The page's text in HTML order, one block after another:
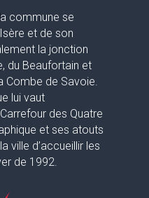
commune se
et de son
la jonction
du Beaufortain et
Combe de Savoie.
lui vaut
des Quatre
et ses atouts
ville d’accueillir les
de 1992.